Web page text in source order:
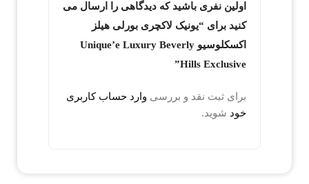
اولین نفری باشید که دیدگاهی را ارسال می
کنید برای “یونیک لاکچری بورلی هیلز
اکسکلوسیو Unique’e Luxury Beverly
Hills Exclusive”
برای ثبت نقد و بررسی وارد حساب کاربری
خود شوید.